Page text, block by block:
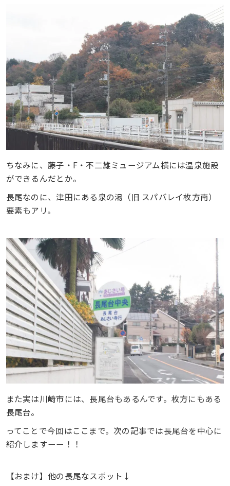
ちなみに、藤子・F・不二雄ミュージアム横には温泉施設
ができるんだとか。
長尾なのに、津田にある泉の湯（旧 スパバレイ枚方南）
要素もアリ。
また実は川崎市には、長尾台もあるんです。枚方にもある
長尾台。
ってことで今回はここまで。次の記事では長尾台を中心に
紹介しますーー！！
【おまけ】他の長尾なスポット↓